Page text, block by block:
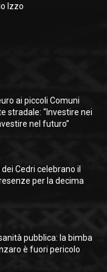
Izzo
ai piccoli Comuni
stradale: “Investire nei
nel futuro”
Cedri celebrano il
per la decima
pubblica: la bimba
è fuori pericolo